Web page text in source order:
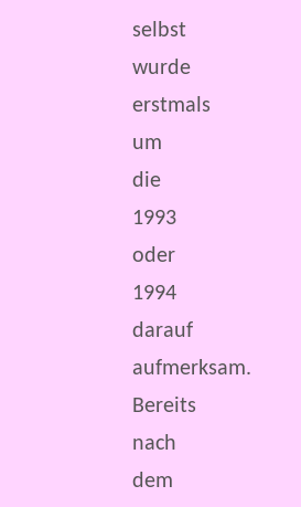
selbst
wurde
erstmals
um
die
1993
oder
1994
darauf
aufmerksam.
Bereits
nach
dem